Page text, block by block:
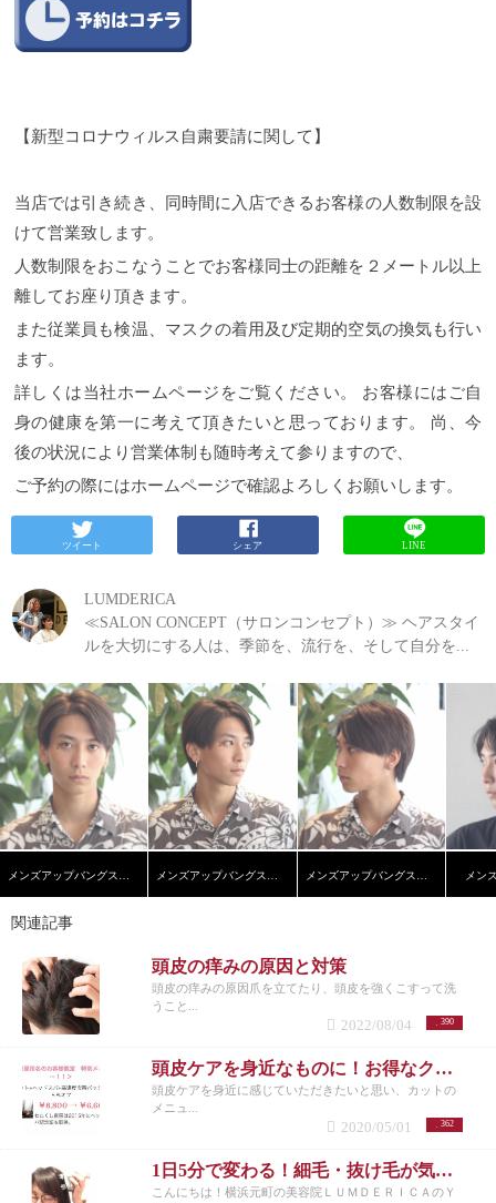
【新型コロナウィルス自粛要請に関して】
当店では引き続き、同時間に入店できるお客様の人数制限を設
けて営業致します。
人数制限をおこなうことでお客様同士の距離を２メートル以上
離してお座り頂きます。
また従業員も検温、マスクの着用及び定期的空気の換気も行い
ます。
詳しくは当社ホームページをご覧ください。
お客様にはご自
身の健康を第一に考えて頂きたいと思っております。
尚、今
後の状況により営業体制も随時考えて参りますので、
ご予約の際にはホームページで確認よろしくお願いします。
ツイート シェア LINE
LUMDERICA
≪SALON CONCEPT（サロンコンセプト）≫ ヘアスタイ
ルを大切にする人は、季節を、流行を、そして自分を...
メン
関連記事
頭皮の痒みの原因と対策
頭皮の痒みの原因爪を立てたり、頭皮を強くこすって洗
うこと...
390
2022/08/04
頭皮ケアを身近なものに！お得なクーポンつくりました！
頭皮ケアを身近に感じていただきたいと思い、カットの
メニュ...
362
2020/05/01
1日5分で変わる！細毛・抜け毛が気になり始めてる方必見！【横浜美容院ラムデリカYUKA】
こんにちは！横浜元町の美容院ＬＵＭＤＥＲＩＣＡのＹ